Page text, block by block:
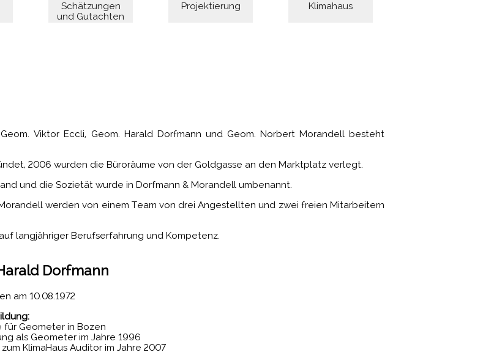
Schätzungen
und Gutachten
Projektierung Klimahaus
Viktor Eccli, Geom. Harald Dorfmann und Geom. Norbert Morandell besteht
2006 wurden die Büroräume von der Goldgasse an den Marktplatz verlegt.
und die Sozietät wurde in Dorfmann & Morandell umbenannt.
werden von einem Team von drei Angestellten und zwei freien Mitarbeitern
langjähriger Berufserfahrung und Kompetenz.
Dorfmann
am 10.08.1972
für Geometer in Bozen
als Geometer im Jahre 1996
KlimaHaus Auditor im Jahre 2007